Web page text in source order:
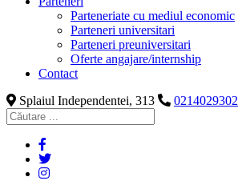
Parteneriate cu mediul economic
Parteneri universitari
Parteneri preuniversitari
Oferte angajare/internship
Contact
Splaiul Independentei, 313
0214029302